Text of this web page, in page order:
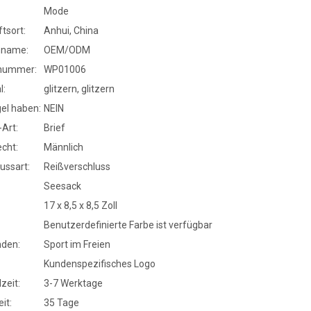
Mode
Anhui, China
OEM/ODM
WP01006
glitzern, glitzern
haben: NEIN
Brief
Männlich
Reißverschluss
Seesack
17 x 8,5 x 8,5 Zoll
Benutzerdefinierte Farbe ist verfügbar
Sport im Freien
Kundenspezifisches Logo
3-7 Werktage
35 Tage